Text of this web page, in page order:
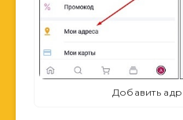
Добавить